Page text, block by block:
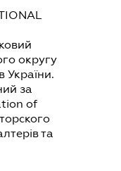
округу
України.
за
of
та